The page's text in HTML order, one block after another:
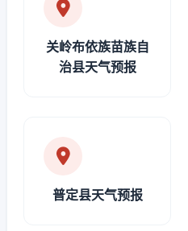
关岭布依族苗族自
治县天气预报
普定县天气预报